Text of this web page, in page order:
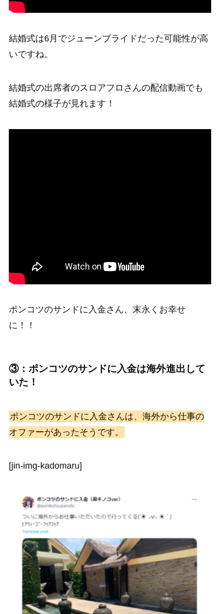
結婚式は6月でジューンブライドだった可能性が高
いですね。
結婚式の出席者のスロアフロさんの配信動画でも
結婚式の様子が見れます！
ポンコツのサンドに入金さん、末永くお幸せ
に！！
③：ポンコツのサンドに入金は海外進出して
いた！
ポンコツのサンドに入金さんは、海外から仕事の
オファーがあったそうです。
[jin-img-kadomaru]